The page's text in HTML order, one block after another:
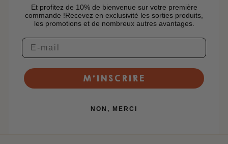
Et profitez de 10% de bienvenue sur votre première
commande !Recevez en exclusivité les sorties produits,
les promotions et de nombreux autres avantages.
M’INSCRIRE
NON, MERCI